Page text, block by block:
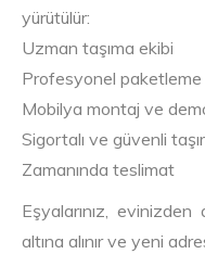
yürütülür:
Uzman taşıma ekibi
Profesyonel paketleme
Mobilya montaj ve
Sigortalı ve güvenli
Zamanında teslimat
Eşyalarınız,
altına alınır ve yeni